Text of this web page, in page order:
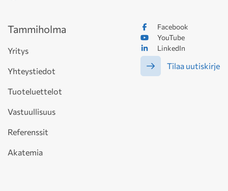
Facebook
YouTube
LinkedIn
Tilaa uutiskirje
Tammiholma
Yritys
Yhteystiedot
Tuoteluettelot
Vastuullisuus
Referenssit
Akatemia